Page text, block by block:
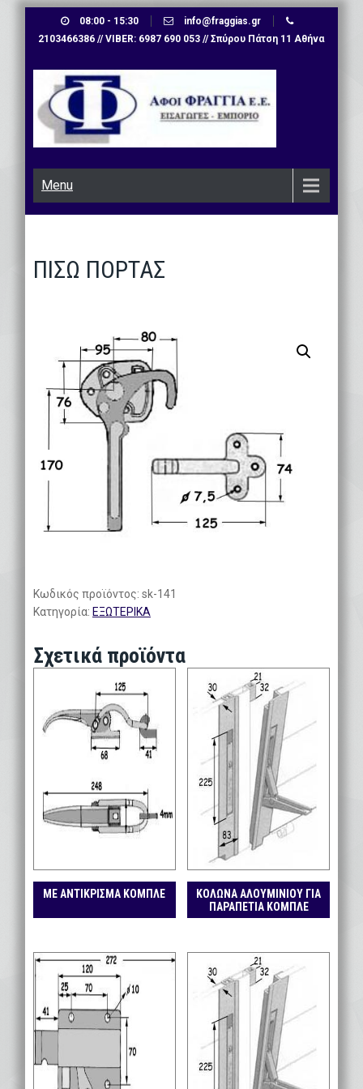
08:00 - 15:30
info@fraggias.gr
2103466386 // VIBER: 6987 690 053 // Σπύρου Πάτση 11 Αθήνα
Menu
ΠΙΣΩ ΠΟΡΤΑΣ
Κωδικός προϊόντος: sk-141
Κατηγορία: ΕΞΩΤΕΡΙΚΑ
Σχετικά προϊόντα
ΜΕ ΑΝΤΙΚΡΙΣΜΑ ΚΟΜΠΛΕ
ΚΟΛΩΝΑ ΑΛΟΥΜΙΝΙΟΥ ΓΙΑ
ΠΑΡΑΠΕΤΙΑ ΚΟΜΠΛΕ